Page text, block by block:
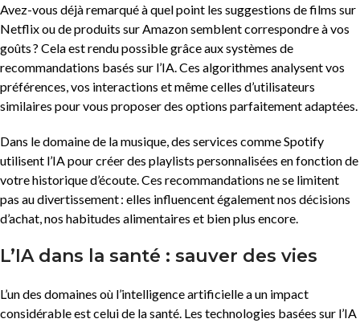
Avez-vous déjà remarqué à quel point les suggestions de films sur
Netflix ou de produits sur Amazon semblent correspondre à vos
goûts ? Cela est rendu possible grâce aux systèmes de
recommandations basés sur l’IA. Ces algorithmes analysent vos
préférences, vos interactions et même celles d’utilisateurs
similaires pour vous proposer des options parfaitement adaptées.
Dans le domaine de la musique, des services comme Spotify
utilisent l’IA pour créer des playlists personnalisées en fonction de
votre historique d’écoute. Ces recommandations ne se limitent
pas au divertissement : elles influencent également nos décisions
d’achat, nos habitudes alimentaires et bien plus encore.
L’IA dans la santé : sauver des vies
L’un des domaines où l’intelligence artificielle a un impact
considérable est celui de la santé. Les technologies basées sur l’IA